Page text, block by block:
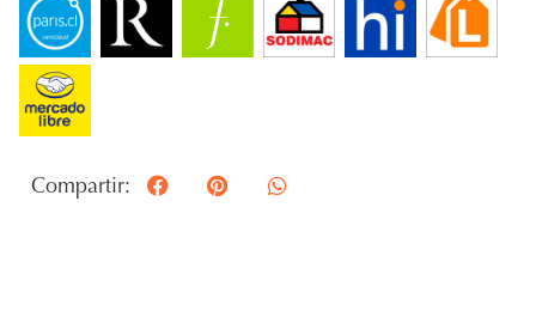
Compartir: